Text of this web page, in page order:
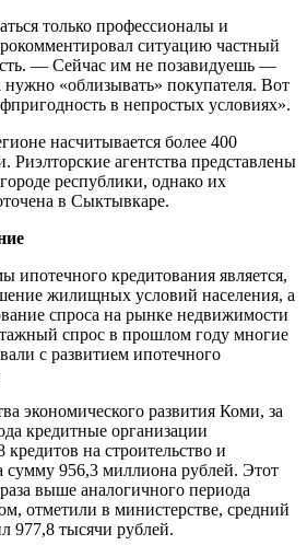
только профессионалы и
ситуацию частный
— Сейчас им не позавидуешь —
нужно «облизывать» покупателя. Вот
в непростых условиях».
насчитывается более 400
Риэлторские агентства представлены
республики, однако их
в Сыктывкаре.
ипотечного кредитования является,
жилищных условий населения, а
спроса на рынке недвижимости
спрос в прошлом году многие
с развитием ипотечного
экономического развития Коми, за
кредитные организации
на строительство и
сумму 956,3 миллиона рублей. Этот
выше аналогичного периода
отметили в министерстве, средний
977,8 тысячи рублей.